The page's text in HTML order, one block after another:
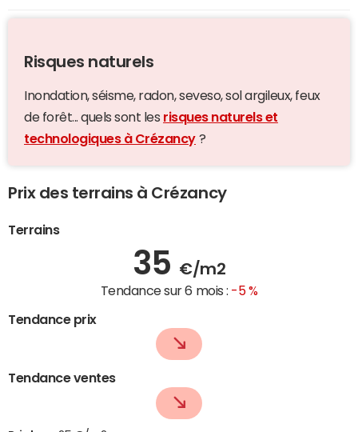
Risques naturels
Inondation, séisme, radon, seveso, sol argileux, feux
de forêt... quels sont les risques naturels et
technologiques à Crézancy ?
Prix des terrains à Crézancy
Terrains
35 €/m2
Tendance sur 6 mois : -5 %
Tendance prix
Tendance ventes